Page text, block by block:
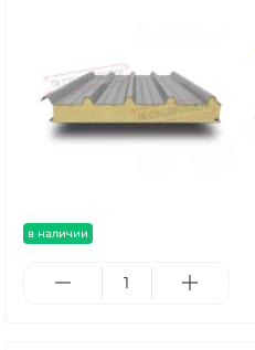
в наличии